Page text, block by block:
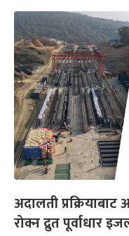
अदालती
रोक्न द्रुत पूर्वाधार